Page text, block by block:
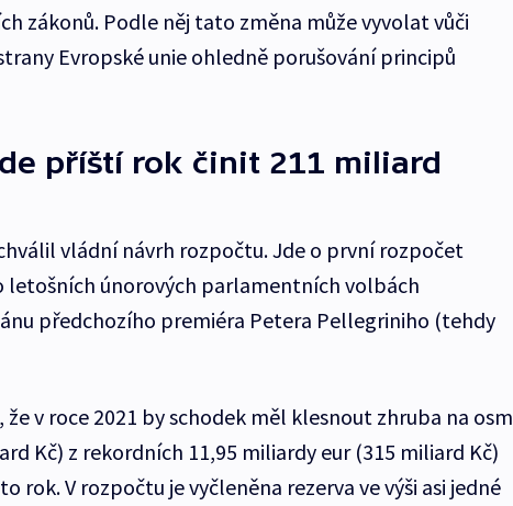
zákonů. Podle něj tato změna může vyvolat vůči
Evropské unie ohledně porušování principů
příští rok činit 211 miliard
vládní návrh rozpočtu. Jde o první rozpočet
únorových parlamentních volbách
předchozího premiéra Petera Pellegriniho (tehdy
v roce 2021 by schodek měl klesnout zhruba na osm
Kč) z rekordních 11,95 miliardy eur (315 miliard Kč)
rok. V rozpočtu je vyčleněna rezerva ve výši asi jedné